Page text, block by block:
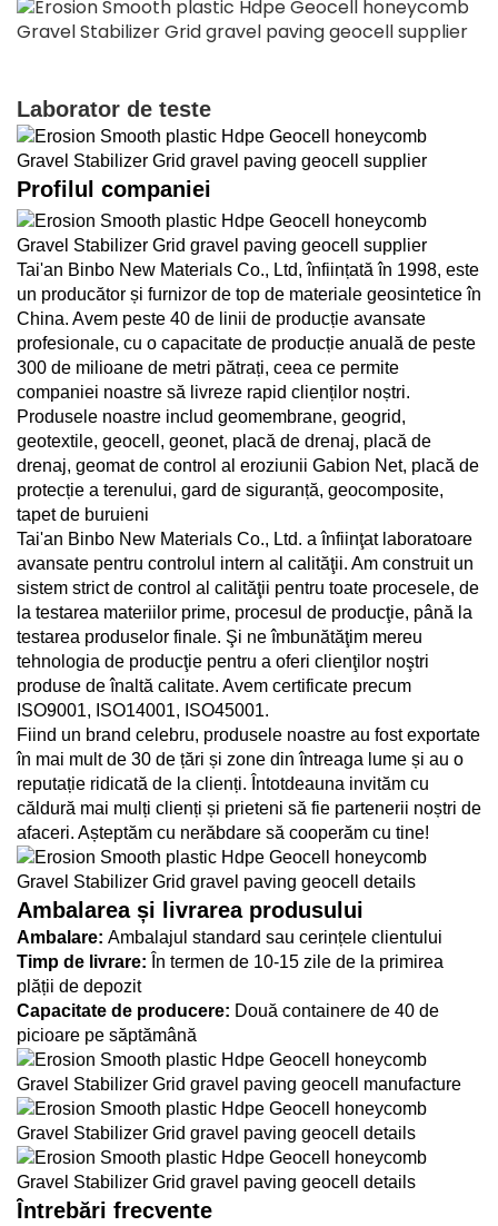
Laborator de teste
Profilul companiei
Tai'an Binbo New Materials Co., Ltd, înființată în 1998, este
un producător și furnizor de top de materiale geosintetice în
China. Avem peste 40 de linii de producție avansate
profesionale, cu o capacitate de producție anuală de peste
300 de milioane de metri pătrați, ceea ce permite
companiei noastre să livreze rapid clienților noștri.
Produsele noastre includ geomembrane, geogrid,
geotextile, geocell, geonet, placă de drenaj, placă de
drenaj, geomat de control al eroziunii Gabion Net, placă de
protecție a terenului, gard de siguranță, geocomposite,
tapet de buruieni
Tai'an Binbo New Materials Co., Ltd. a înfiinţat laboratoare
avansate pentru controlul intern al calităţii. Am construit un
sistem strict de control al calităţii pentru toate procesele, de
la testarea materiilor prime, procesul de producţie, până la
testarea produselor finale. Şi ne îmbunătăţim mereu
tehnologia de producţie pentru a oferi clienţilor noştri
produse de înaltă calitate. Avem certificate precum
ISO9001, ISO14001, ISO45001.
Fiind un brand celebru, produsele noastre au fost exportate
în mai mult de 30 de țări și zone din întreaga lume și au o
reputație ridicată de la clienți. Întotdeauna invităm cu
căldură mai mulți clienți și prieteni să fie partenerii noștri de
afaceri. Așteptăm cu nerăbdare să cooperăm cu tine!
Ambalarea și livrarea produsului
Ambalare: Ambalajul standard sau cerințele clientului
Timp de livrare: În termen de 10-15 zile de la primirea
plății de depozit
Capacitate de producere: Două containere de 40 de
picioare pe săptămână
Întrebări frecvente